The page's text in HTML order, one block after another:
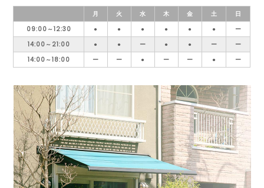
月 火 水 木 金 土
日
09:00～12:30
● ● ● ● ● ●
ー
14:00～21:00
● ● ー ● ● ー
ー
14:00～18:00
ー ー ● ー ー ● ー